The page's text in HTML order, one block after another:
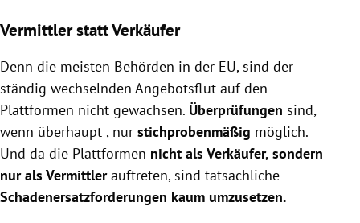
Vermittler statt Verkäufer
Denn die meisten Behörden in der EU, sind der
ständig wechselnden Angebotsflut auf den
Plattformen nicht gewachsen. Überprüfungen sind,
wenn überhaupt , nur stichprobenmäßig möglich.
Und da die Plattformen nicht als Verkäufer, sondern
nur als Vermittlerauftreten, sind tatsächliche
Schadenersatzforderungen kaum umzusetzen.